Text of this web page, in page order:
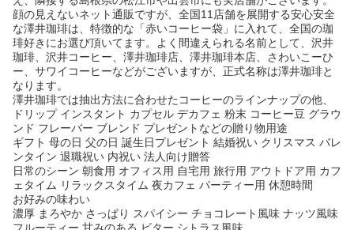
顔の見えないネット通販ですが、全国11店舗を展開する安心安全
な澤井珈琲は、特徴的な「赤いコーヒー袋」に入れて、全国の珈
琲好きにお選び頂いてます。よく間違えられる名前として、沢井
珈琲、沢井コーヒー、澤井珈琲店、澤井珈琲本店、さわいこーひ
ー、サワイコーヒーなどがございますが、正式名称は澤井珈琲と
なります。
澤井珈琲では抽出方法に合わせたコーヒーのラインナップの他、
ドリップ インスタント カプセル デカフェ 粉末 コーヒー豆 グラウ
ンド フレーバー ブレンド プレゼントなどの贈り物用途
ギフト 母の日 父の日 誕生日プレゼント 結婚祝い クリスマス バレ
ンタイン 退職祝い 内祝い 法人向け贈答
日常のシーン 朝食用 オフィス用 自宅用 旅行用 アウトドア用 カフ
ェタイム リラックスタイム 夜カフェ パーティー用 休憩時間
お好みの味わい
濃厚 まろやか さっぱり スパイシー チョコレート風味 ナッツ風味